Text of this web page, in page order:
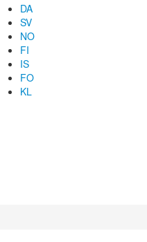
DA
SV
NO
FI
IS
FO
KL